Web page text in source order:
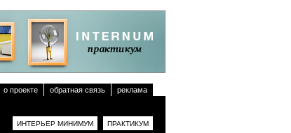
реклама
обратная связь
о проекте
ИНТЕРЬЕР МИНИМУМ ПРАКТИКУМ